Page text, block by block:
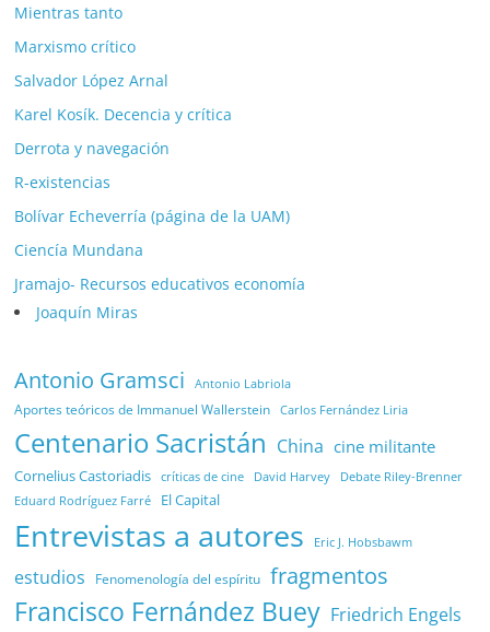
Mientras tanto
Marxismo crítico
Salvador López Arnal
Karel Kosík. Decencia y crítica
Derrota y navegación
R-existencias
Bolívar Echeverría (página de la UAM)
Ciencía Mundana
Jramajo- Recursos educativos economía
Joaquín Miras
Antonio Gramsci Antonio Labriola
Aportes teóricos de Immanuel Wallerstein Carlos Fernández Liria
Centenario Sacristán China cine militante
Cornelius Castoriadis críticas de cine David Harvey Debate Riley-Brenner
Eduard Rodríguez Farré El Capital
Entrevistas a autores Eric J. Hobsbawm
estudios Fenomenología del espíritu fragmentos
Francisco Fernández Buey Friedrich Engels